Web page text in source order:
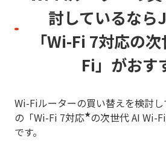
討しているなら
「Wi-Fi 7対応の
Fi」がおす
Wi-Fiルーターの買い替えを検討
の「Wi-Fi 7対応★の次世代 AI Wi-
です。